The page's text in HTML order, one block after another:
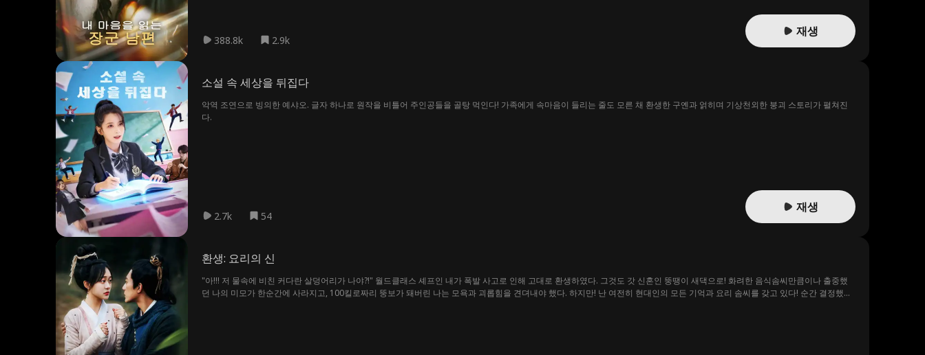
388.8k 2.9k
재생
소설 속 세상을 뒤집다
악역 조연으로 빙의한 예샤오. 글자 하나로 원작을 비틀어 주인공들을 골탕 먹인다! 가족에게 속마음이 들리는 줄도 모른 채 환생한 구옌과 얽히며 기상천외한 붕괴 스토리가 펼쳐진
다.
2.7k 54
재생
환생: 요리의 신
"아!!! 저 물속에 비친 커다란 살덩어리가 나야?!" 월드클래스 셰프인 내가 폭발 사고로 인해 고대로 환생하였다. 그것도 갓 신혼인 뚱땡이 새댁으로! 화려한 음식솜씨만큼이나 출중했
던 나의 미모가 한순간에 사라지고, 100킬로짜리 뚱보가 돼버린 나는 모욕과 괴롭힘을 견뎌내야 했다. 하지만! 난 여전히 현대인의 모든 기억과 요리 솜씨를 갖고 있다! 순간 결정했다.